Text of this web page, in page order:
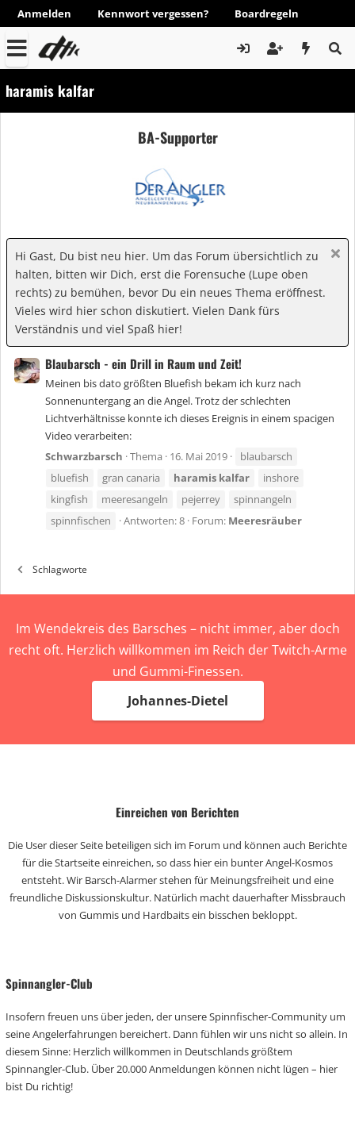
Anmelden Kennwort vergessen? Boardregeln
haramis kalfar
BA-Supporter
Hi Gast, Du bist neu hier. Um das Forum übersichtlich zu
halten, bitten wir Dich, erst die Forensuche (Lupe oben
rechts) zu bemühen, bevor Du ein neues Thema eröffnest.
Vieles wird hier schon diskutiert. Vielen Dank fürs
Verständnis und viel Spaß hier!
Blaubarsch - ein Drill in Raum und Zeit!
Meinen bis dato größten Bluefish bekam ich kurz nach
Sonnenuntergang an die Angel. Trotz der schlechten
Lichtverhältnisse konnte ich dieses Ereignis in einem spacigen
Video verarbeiten:
Schwarzbarsch Thema 16. Mai 2019
blaubarsch
bluefish
gran canaria haramis kalfar
inshore
kingfish
meeresangeln pejerrey
spinnangeln
spinnfischen
Antworten: 8 Forum: Meeresräuber
Schlagworte
Im Wendekreis des Barsches – nicht immer, aber doch
recht oft. Herzlich willkommen im Reich der Twitch-Arme
und Gummi-Finessen.
Johannes-Dietel
Einreichen von Berichten
Die User dieser Seite beteiligen sich im Forum und können auch Berichte
für die Startseite einreichen, so dass hier ein bunter Angel-Kosmos
entsteht. Wir Barsch-Alarmer stehen für Meinungsfreiheit und eine
freundliche Diskussionskultur. Natürlich macht dauerhafter Missbrauch
von Gummis und Hardbaits ein bisschen bekloppt.
Spinnangler-Club
Insofern freuen uns über jeden, der unsere Spinnfischer-Community um
seine Angelerfahrungen bereichert. Dann fühlen wir uns nicht so allein. In
diesem Sinne: Herzlich willkommen in Deutschlands größtem
Spinnangler-Club. Über 20.000 Anmeldungen können nicht lügen – hier
bist Du richtig!